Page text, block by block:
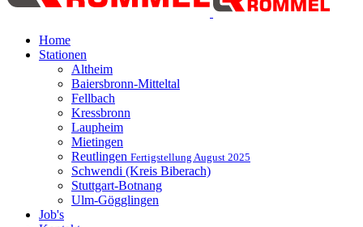
Home
Stationen
Altheim
Baiersbronn-Mitteltal
Fellbach
Kressbronn
Laupheim
Mietingen
Reutlingen Fertigstellung August 2025
Schwendi (Kreis Biberach)
Stuttgart-Botnang
Ulm-Gögglingen
Job's